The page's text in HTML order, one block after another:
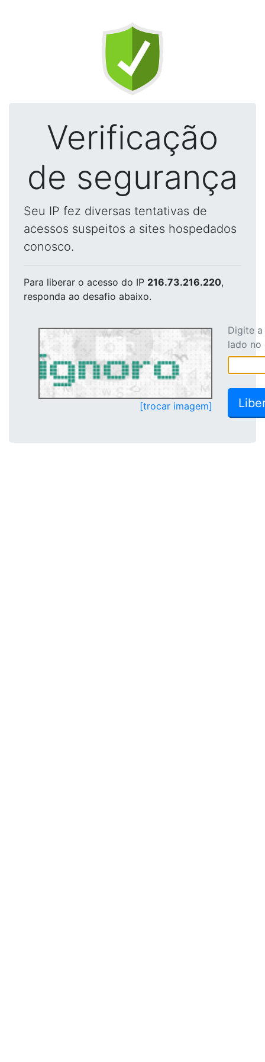
Verificação
de segurança
Seu IP fez diversas tentativas de
acessos suspeitos a sites hospedados
conosco.
Para liberar o acesso do IP 216.73.216.220,
responda ao desafio abaixo.
[trocar imagem]
Digite
lado no